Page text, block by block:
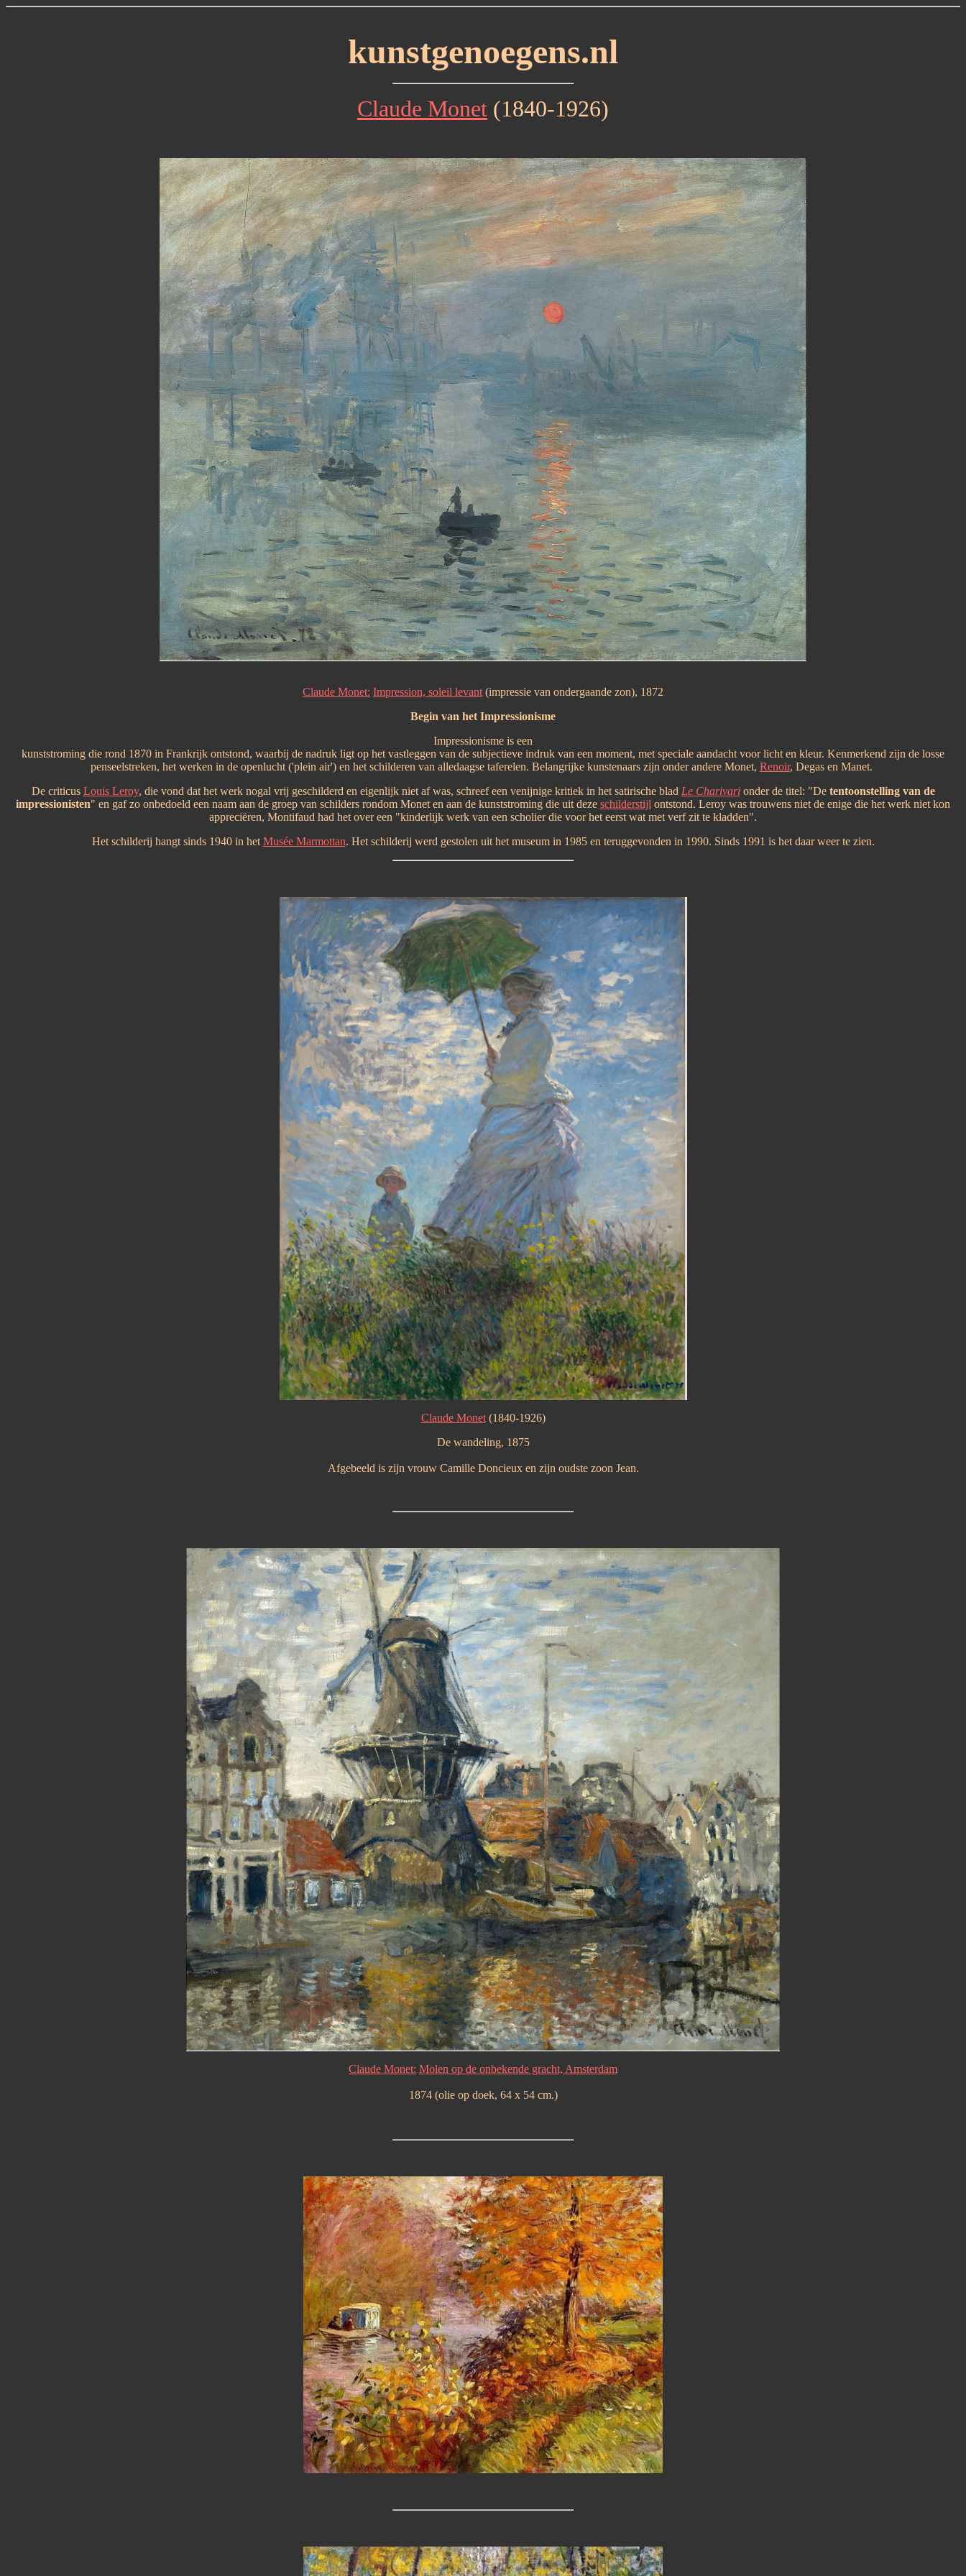
kunstgenoegens.nl
Claude Monet (1840-1926)
Claude Monet: Impression, soleil levant (impressie van ondergaande zon), 1872
Begin van het Impressionisme
Impressionisme is een
kunststroming die rond 1870 in Frankrijk ontstond, waarbij de nadruk ligt op het vastleggen van de subjectieve indruk van een moment, met speciale aandacht voor licht en kleur. Kenmerkend zijn de losse
penseelstreken, het werken in de openlucht ('plein air') en het schilderen van alledaagse taferelen. Belangrijke kunstenaars zijn onder andere Monet, Renoir, Degas en Manet.
De criticus Louis Leroy, die vond dat het werk nogal vrij geschilderd en eigenlijk niet af was, schreef een venijnige kritiek in het satirische blad Le Charivarionder de titel: "De tentoonstelling van de
impressionisten" en gaf zo onbedoeld een naam aan de groep van schilders rondom Monet en aan de kunststroming die uit deze schilderstijl ontstond. Leroy was trouwens niet de enige die het werk niet kon
appreciëren, Montifaud had het over een "kinderlijk werk van een scholier die voor het eerst wat met verf zit te kladden".
Het schilderij hangt sinds 1940 in het Musée Marmottan. Het schilderij werd gestolen uit het museum in 1985 en teruggevonden in 1990. Sinds 1991 is het daar weer te zien.
Claude Monet(1840-1926)
De wandeling, 1875
Afgebeeld is zijn vrouw Camille Doncieux en zijn oudste zoon Jean.
Claude Monet: Molen op de onbekende gracht, Amsterdam
1874 (olie op doek, 64 x 54 cm.)